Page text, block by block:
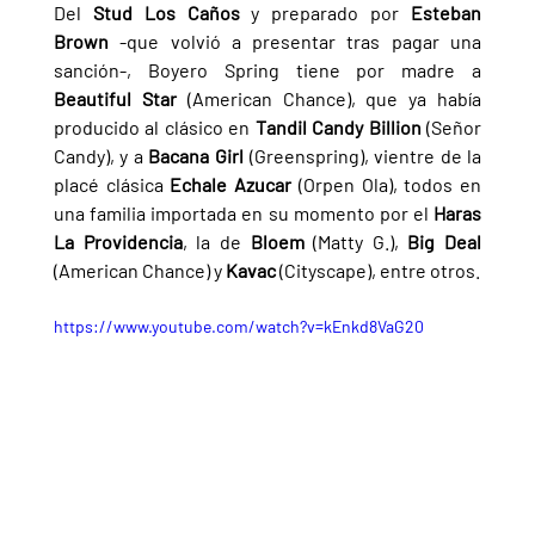
Del Stud Los Caños y preparado por Esteban
Brown -que volvió a presentar tras pagar una
Beautiful Star (American Chance), que ya había
producido al clásico en Tandil Candy Billion (Señor
Candy), y a Bacana Girl (Greenspring), vientre de la
placé clásica Echale Azucar (Orpen Ola), todos en
una familia importada en su momento por el Haras
La Providencia, la de Bloem (Matty G.),
(American Chance) y Kavac (Cityscape), entre otros.
https://www.youtube.com/watch?v=kEnkd8VaG20